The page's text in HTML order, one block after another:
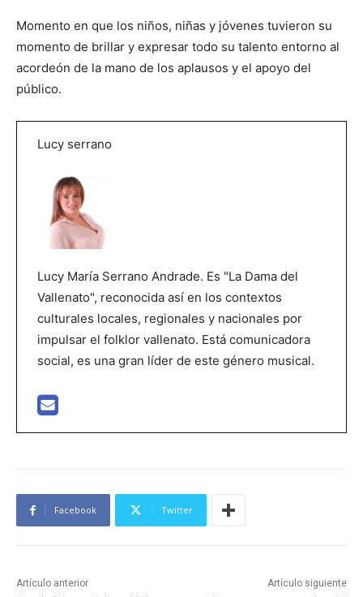
Momento en que los niños, niñas y jóvenes tuvieron su
momento de brillar y expresar todo su talento entorno al
acordeón de la mano de los aplausos y el apoyo del
público.
Lucy serrano
Lucy María Serrano Andrade. Es "La Dama del
Vallenato", reconocida así en los contextos
culturales locales, regionales y nacionales por
impulsar el folklor vallenato. Está comunicadora
social, es una gran líder de este género musical.
Facebook Twitter
Artículo anterior Artículo siguiente